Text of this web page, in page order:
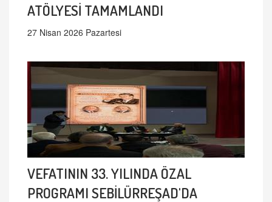
ATÖLYESİ TAMAMLANDI
27 Nisan 2026 Pazartesi
VEFATININ 33. YILINDA ÖZAL
PROGRAMI SEBİLÜRREŞAD'DA